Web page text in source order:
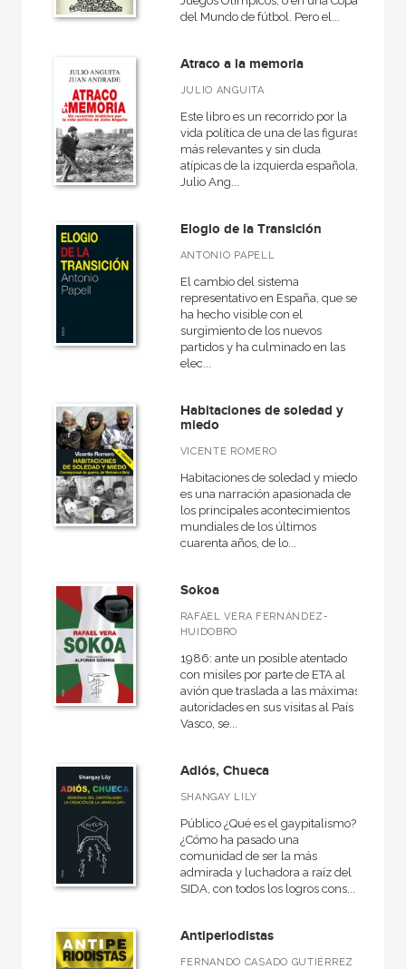
del Mundo de fútbol. Pero el...
Atraco a la memoria
JULIO ANGUITA
Este libro es un recorrido por la
vida política de una de las figuras
más relevantes y sin duda
atípicas de la izquierda española,
Julio Ang...
Elogio de la Transición
ANTONIO PAPELL
El cambio del sistema
representativo en España, que se
ha hecho visible con el
surgimiento de los nuevos
partidos y ha culminado en las
elec...
Habitaciones de soledad y
miedo
VICENTE ROMERO
Habitaciones de soledad y miedo
es una narración apasionada de
los principales acontecimientos
mundiales de los últimos
cuarenta años, de lo...
Sokoa
RAFAEL VERA FERNÁNDEZ-
HUIDOBRO
1986: ante un posible atentado
con misiles por parte de ETA al
avión que traslada a las máximas
autoridades en sus visitas al País
Vasco, se...
Adiós, Chueca
SHANGAY LILY
Público ¿Qué es el gaypitalismo?
¿Cómo ha pasado una
comunidad de ser la más
admirada y luchadora a raíz del
SIDA, con todos los logros cons...
Antiperiodistas
FERNANDO CASADO GUTIÉRREZ